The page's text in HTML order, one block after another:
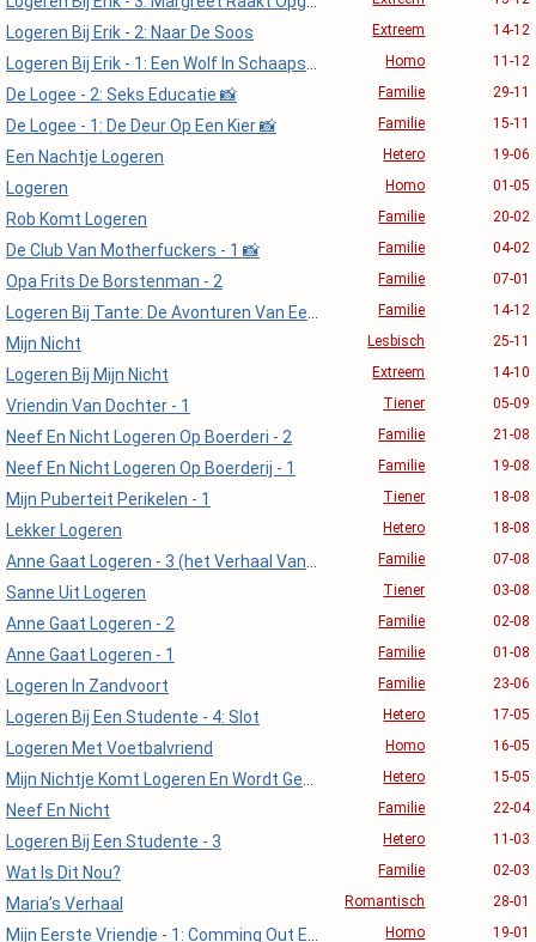
Logeren Bij Erik - 2: Naar De Soos Extreem 14-12
Homo 11-12
De Logee - 2: Seks Educatie 📸 Familie 29-11
De Logee - 1: De Deur Op Een Kier 📸 Familie 15-11
Een Nachtje Logeren Hetero 19-06
Logeren Homo 01-05
Rob Komt Logeren Familie 20-02
De Club Van Motherfuckers - 1 📸 Familie 04-02
Opa Frits De Borstenman - 2 Familie 07-01
Familie 14-12
Mijn Nicht Lesbisch 25-11
Logeren Bij Mijn Nicht Extreem 14-10
Vriendin Van Dochter - 1 Tiener 05-09
Neef En Nicht Logeren Op Boerderi - 2 Familie 21-08
Neef En Nicht Logeren Op Boerderij - 1 Familie 19-08
Mijn Puberteit Perikelen - 1 Tiener 18-08
Lekker Logeren Hetero 18-08
Familie 07-08
Sanne Uit Logeren Tiener 03-08
Anne Gaat Logeren - 2 Familie 02-08
Anne Gaat Logeren - 1 Familie 01-08
Logeren In Zandvoort Familie 23-06
Logeren Bij Een Studente - 4: Slot Hetero 17-05
Logeren Met Voetbalvriend Homo 16-05
Hetero 15-05
Neef En Nicht Familie 22-04
Logeren Bij Een Studente - 3 Hetero 11-03
Wat Is Dit Nou? Familie 02-03
Maria’s Verhaal Romantisch 28-01
Homo 19-01